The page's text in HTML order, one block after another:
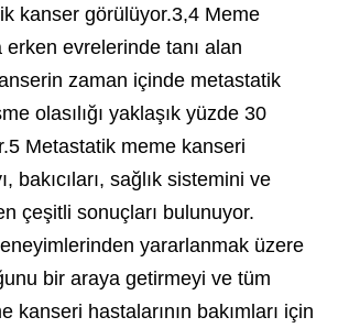
kanser görülüyor.3,4 Meme
evrelerinde tanı alan
zaman içinde metastatik
olasılığı yaklaşık yüzde 30
Metastatik meme kanseri
bakıcıları, sağlık sistemini ve
çeşitli sonuçları bulunuyor.
yararlanmak üzere
bir araya getirmeyi ve tüm
kanseri hastalarının bakımları için